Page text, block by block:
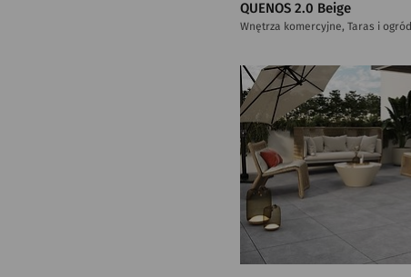
QUENOS 2.0 Beige
Wnętrza komercyjne, Taras i ogród